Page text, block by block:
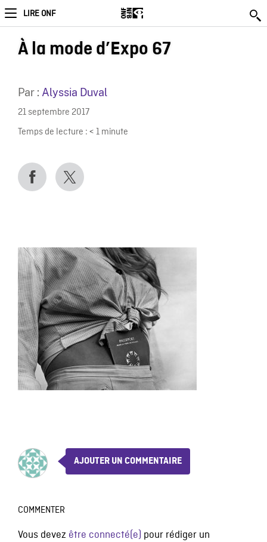
LIRE ONF
À la mode d’Expo 67
Par : Alyssia Duval
21 septembre 2017
Temps de lecture : < 1 minute
AJOUTER UN COMMENTAIRE
COMMENTER
Vous devez être connecté(e) pour rédiger un